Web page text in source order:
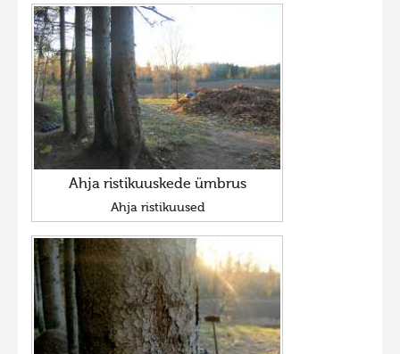
Ahja ristikuuskede ümbrus
Ahja ristikuused